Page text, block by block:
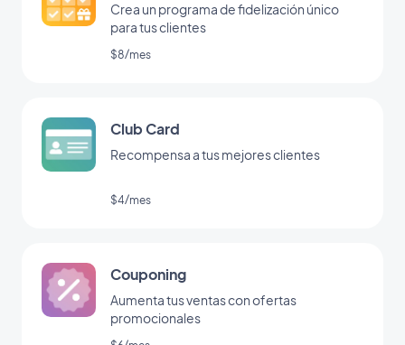
Crea un programa de fidelización único
para tus clientes
$8/mes
Club Card
Recompensa a tus mejores clientes
$4/mes
Couponing
Aumenta tus ventas con ofertas
promocionales